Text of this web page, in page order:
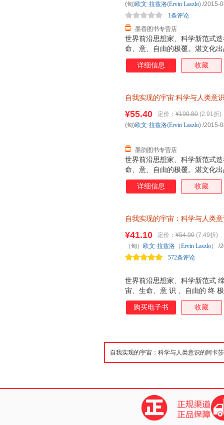
世界前沿思想家、科学新范式
命、意、自由的极覆。湛文化
墨香图书专营店
1条评论
(匈)欧文·拉兹洛(Ervin Laszlo) /2015-
详细信息 收藏
自我实现的宇宙:科学与人类意
世界前沿思想家、科学新范式
命、意、自由的极覆。湛文化
¥55.40 定价： ¥190.80 (2.91折)
墨韵图书专营店
(匈)欧文·拉兹洛(Ervin Laszlo) /2015-
详细信息 收藏
自我实现的宇宙：科学与人类
世界前沿思想家、科学新范式
宙、生命、意 识 、自由的 终
¥41.10 定价： ¥54.90 (7.49折)
572条评论
（匈） 欧文·拉兹洛 （Ervin Laszlo） /
购买电子书 收藏